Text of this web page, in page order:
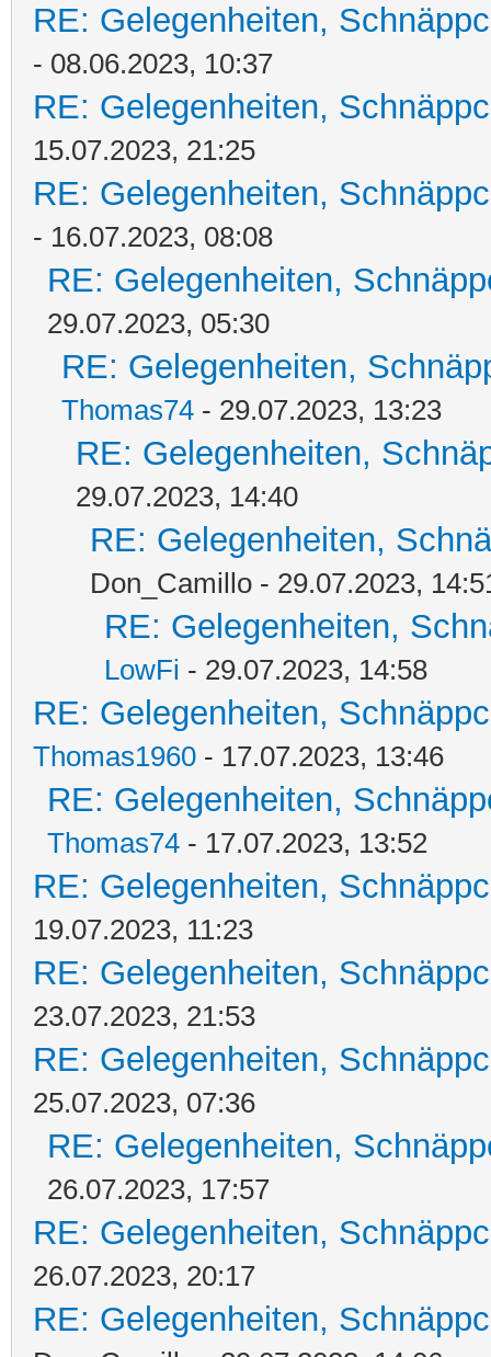
RE: Gelegenheiten,
- 08.06.2023, 10:37
RE: Gelegenheiten,
15.07.2023, 21:25
RE: Gelegenheiten,
- 16.07.2023, 08:08
RE: Gelegenheiten,
29.07.2023, 05:30
RE: Gelegenheiten,
Thomas74 - 29.07.2023, 13:23
RE: Gelegenheiten,
29.07.2023, 14:40
RE: Gelegenheiten,
Don_Camillo - 29.07.2023,
RE: Gelegenheiten,
LowFi - 29.07.2023, 14:58
RE: Gelegenheiten,
Thomas1960 - 17.07.2023, 13:46
RE: Gelegenheiten,
Thomas74 - 17.07.2023, 13:52
RE: Gelegenheiten,
19.07.2023, 11:23
RE: Gelegenheiten,
23.07.2023, 21:53
RE: Gelegenheiten,
25.07.2023, 07:36
RE: Gelegenheiten,
26.07.2023, 17:57
RE: Gelegenheiten,
26.07.2023, 20:17
RE: Gelegenheiten,